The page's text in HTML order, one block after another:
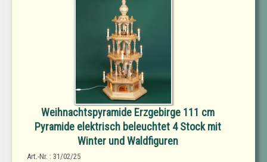
Weihnachtspyramide Erzgebirge 111 cm
Pyramide elektrisch beleuchtet 4 Stock mit
Winter und Waldfiguren
Art.-Nr. : 31/02/25